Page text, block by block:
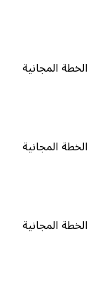
الخطة المجانية
الخطة المجانية
الخطة المجانية